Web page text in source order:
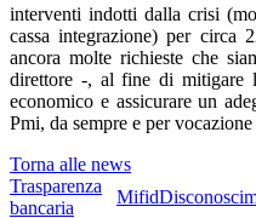
interventi indotti dalla crisi
cassa integrazione) per circa
ancora molte richieste che
direttore -, al fine di mitigare
economico e assicurare un
Pmi, da sempre e per
Torna alle news
Trasparenza
bancaria
Mifid